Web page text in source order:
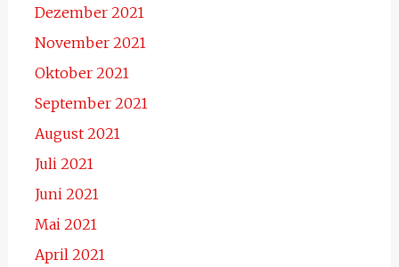
Dezember 2021
November 2021
Oktober 2021
September 2021
August 2021
Juli 2021
Juni 2021
Mai 2021
April 2021